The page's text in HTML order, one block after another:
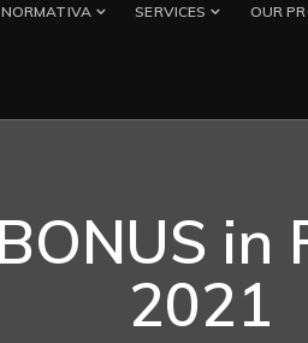
NORMATIVA SERVICES OUR
2021